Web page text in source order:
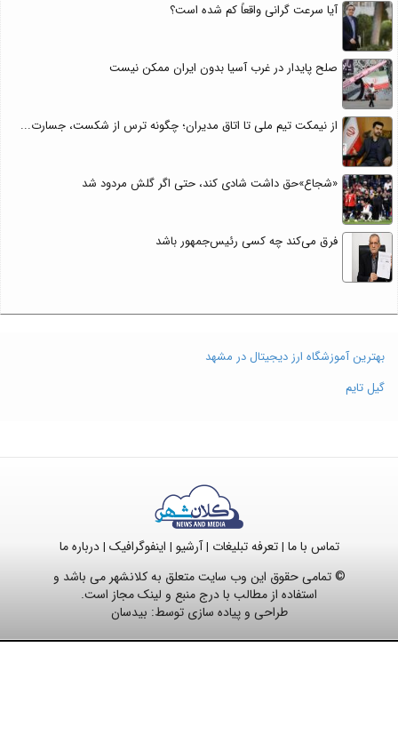
آیا سرعت گرانی واقعاً کم شده است؟
صلح پایدار در غرب آسیا بدون ایران ممکن نیست
از نیمکت تیم ملی تا اتاق مدیران؛ چگونه ترس از شکست، جسارت...
«شجاع»حق داشت شادی کند، حتی اگر گلش مردود شد
فرق می‌کند چه کسی رئیس‌جمهور باشد
بهترین آموزشگاه ارز دیجیتال در مشهد
گیل تایم
تماس با ما |تعرفه تبلیغات |آرشیو | اینفوگرافیک |درباره ما
© تمامی حقوق این وب سایت متعلق به کلانشهر می باشد و
استفاده از مطالب با درج منبع و لینک مجاز است.
طراحی و پیاده سازی توسط: بیدسان